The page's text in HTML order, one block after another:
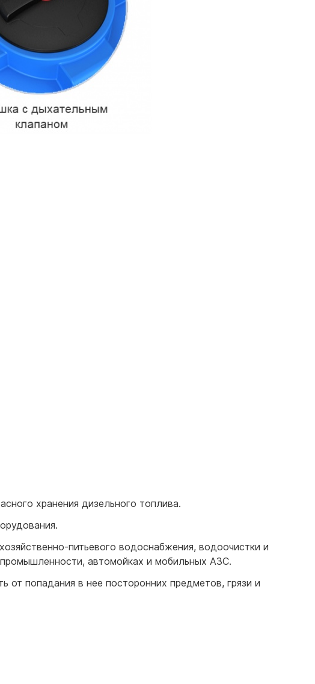
хранения дизельного топлива.
питьевого водоснабжения, водоочистки и
автомойках и мобильных АЗС.
от попадания в нее посторонних предметов, грязи и